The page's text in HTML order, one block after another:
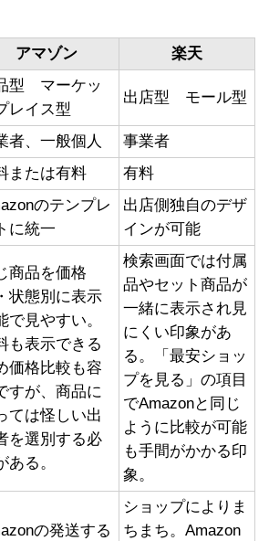
アマゾン 楽天
型 マーケッ
レイス型
出店型 モール型
者、一般個人
事業者
または有料 有料
のテンプレ
に統一
出店側独自のデザ
インが可能
商品を価格
状態別に表示
で見やすい。
も表示できる
価格比較も容
すが、商品に
ては怪しい出
を選別する必
ある。
検索画面では付属
品やセット商品が
一緒に表示され見
にくい印象があ
る。「最安ショッ
プを見る」の項目
でAmazonと同じ
ように比較が可能
も手間がかかる印
象。
の発送する
ショップによりま
ちまち。Amazon